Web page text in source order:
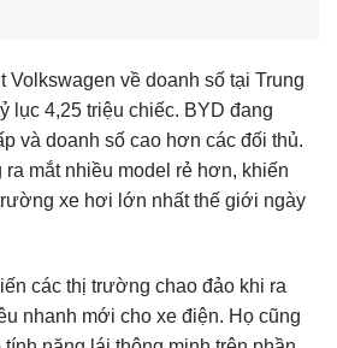
Volkswagen về doanh số tại Trung
lục 4,25 triệu chiếc. BYD đang
và doanh số cao hơn các đối thủ.
mắt nhiều model rẻ hơn, khiến
xe hơi lớn nhất thế giới ngày
các thị trường chao đảo khi ra
nhanh mới cho xe điện. Họ cũng